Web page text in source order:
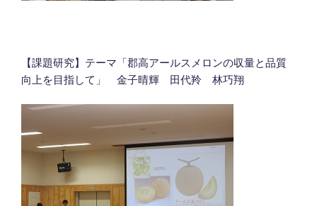
【課題研究】テーマ「郡高アールスメロンの収量と品質
向上を目指して」 金子晴輝 田代羚 林巧翔